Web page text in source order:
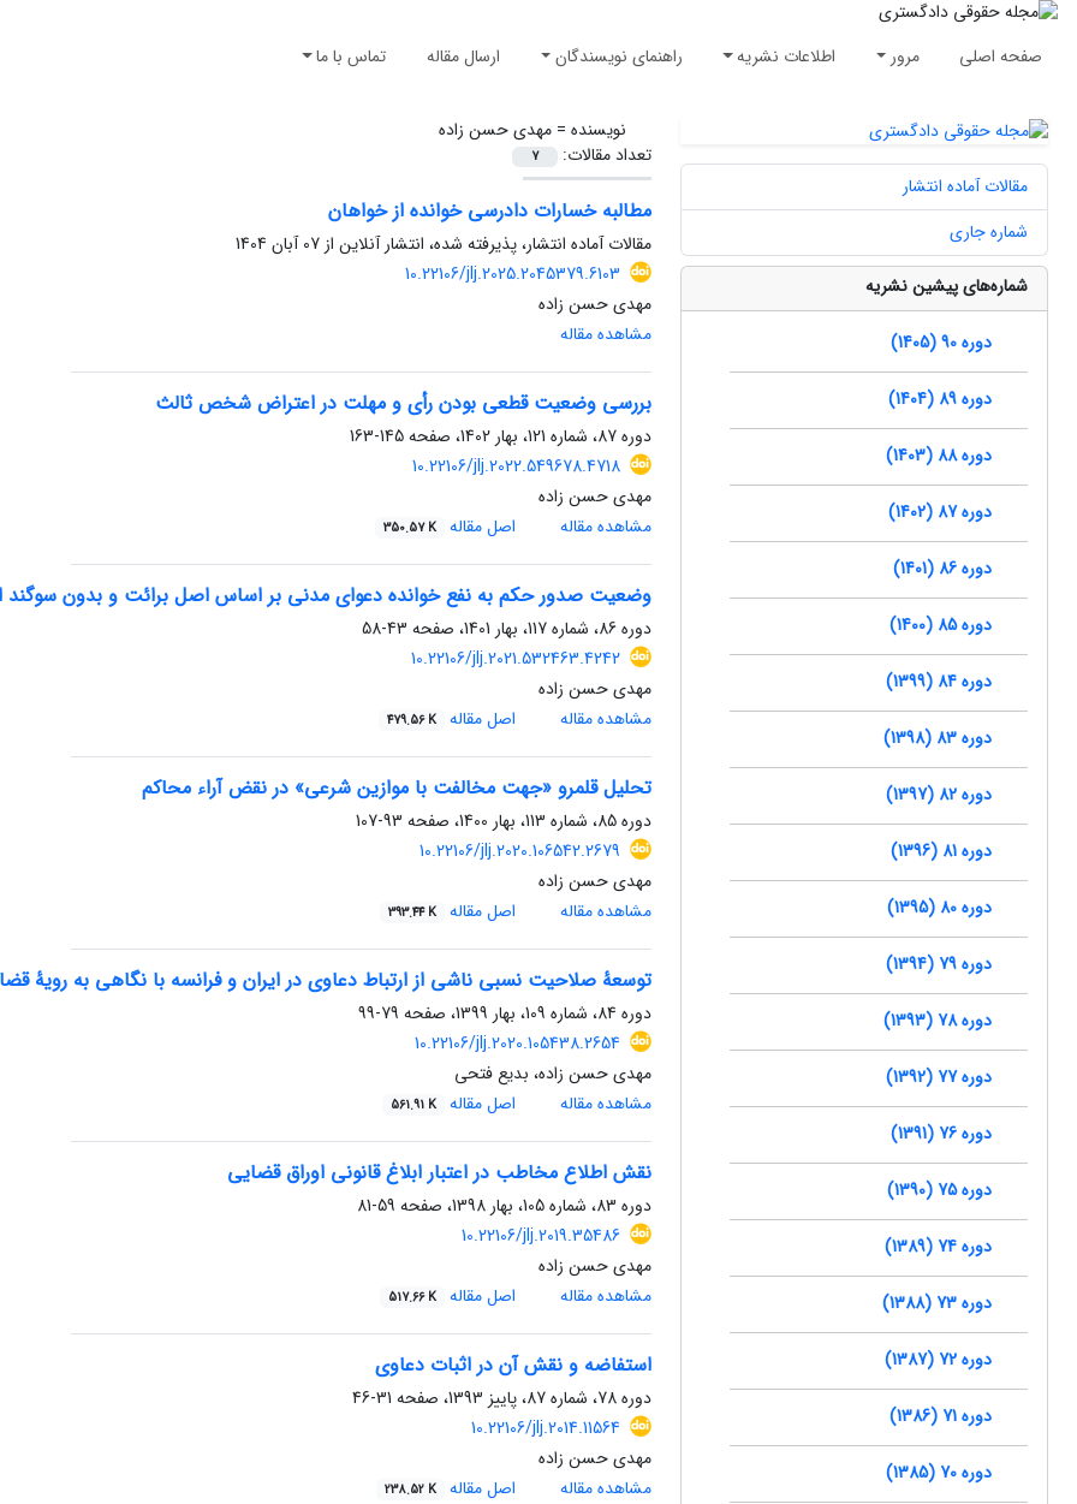
صفحه اصلی مرور اطلاعات نشریه راهنمای نویسندگان ارسال مقاله تماس با ما
نویسنده =مهدی حسن زاده
تعداد مقالات:
7
مطالبه خسارات دادرسی خوانده از خواهان
مقالات آماده انتشار، پذیرفته شده، انتشار آنلاین از 07 آبان 1404
10.22106/jlj.2025.2045379.6103
مهدی حسن زاده
مشاهده مقاله
بررسی وضعیت قطعی بودن رأی و مهلت در اعتراض شخص ثالث
دوره 87، شماره 121، بهار 1402، صفحه
145-163
10.22106/jlj.2022.549678.4718
مهدی حسن زاده
مشاهده مقاله
اصل مقاله 350.57 K
وضعیت صدور حکم به نفع خوانده دعوای مدنی بر اساس اصل برائت و بدون سوگند
دوره 86، شماره 117، بهار 1401، صفحه
43-58
10.22106/jlj.2021.532463.4242
مهدی حسن زاده
مشاهده مقاله
اصل مقاله 479.56 K
تحلیل قلمرو «جهت مخالفت با موازین شرعی» در نقض آراء محاکم
دوره 85، شماره 113، بهار 1400، صفحه
93-107
10.22106/jlj.2020.106542.2679
مهدی حسن زاده
مشاهده مقاله
اصل مقاله 393.44 K
توسعۀ صلاحیت نسبی ناشی از ارتباط دعاوی در ایران و فرانسه با نگاهی به رویۀ
دوره 84، شماره 109، بهار 1399، صفحه
79-99
10.22106/jlj.2020.105438.2654
مهدی حسن زاده، بدیع فتحی
مشاهده مقاله
اصل مقاله 561.91 K
نقش اطلاع مخاطب در اعتبار ابلاغ قانونی اوراق قضایی
دوره 83، شماره 105، بهار 1398، صفحه
59-81
10.22106/jlj.2019.35486
مهدی حسن زاده
مشاهده مقاله
اصل مقاله 517.66 K
استفاضه و نقش آن در اثبات دعاوی
دوره 78، شماره 87، پاییز 1393، صفحه
31-46
10.22106/jlj.2014.11564
مهدی حسن زاده
مشاهده مقاله
اصل مقاله 238.52 K
مقالات آماده انتشار
شماره جاری
شماره‌های پیشین نشریه
دوره 90 (1405)
دوره 89 (1404)
دوره 88 (1403)
دوره 87 (1402)
دوره 86 (1401)
دوره 85 (1400)
دوره 84 (1399)
دوره 83 (1398)
دوره 82 (1397)
دوره 81 (1396)
دوره 80 (1395)
دوره 79 (1394)
دوره 78 (1393)
دوره 77 (1392)
دوره 76 (1391)
دوره 75 (1390)
دوره 74 (1389)
دوره 73 (1388)
دوره 72 (1387)
دوره 71 (1386)
دوره 70 (1385)